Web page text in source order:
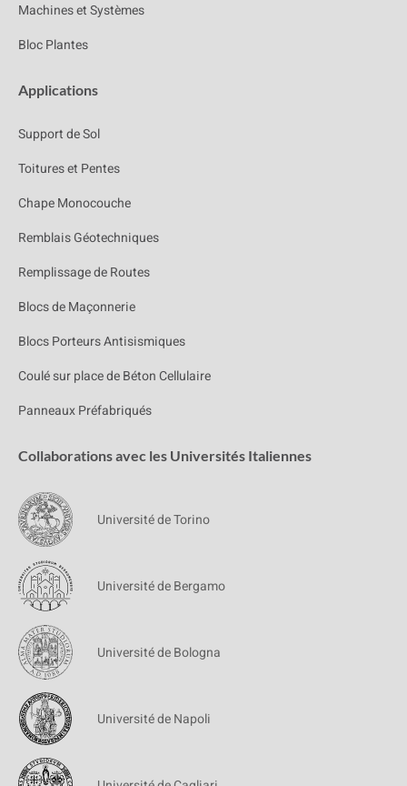
Machines et Systèmes
Bloc Plantes
Applications
Support de Sol
Toitures et Pentes
Chape Monocouche
Remblais Géotechniques
Remplissage de Routes
Blocs de Maçonnerie
Blocs Porteurs Antisismiques
Coulé sur place de Béton Cellulaire
Panneaux Préfabriqués
Collaborations avec les Universités Italiennes
Université de Torino
Université de Bergamo
Université de Bologna
Université de Napoli